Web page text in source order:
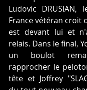
Ludovic DRUSIAN,
France vétéran croit
est devant lui et
relais. Dans le final,
un boulot
rapprocher le
tête et Joffrey